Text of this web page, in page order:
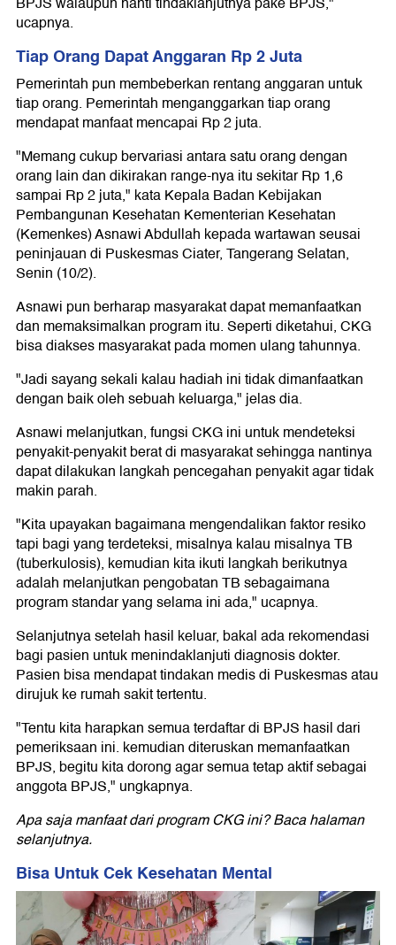
ucapnya.
Tiap Orang Dapat Anggaran Rp 2 Juta
Pemerintah pun membeberkan rentang anggaran untuk
tiap orang. Pemerintah menganggarkan tiap orang
mendapat manfaat mencapai Rp 2 juta.
"Memang cukup bervariasi antara satu orang dengan
orang lain dan dikirakan range-nya itu sekitar Rp 1,6
sampai Rp 2 juta," kata Kepala Badan Kebijakan
Pembangunan Kesehatan Kementerian Kesehatan
(Kemenkes) Asnawi Abdullah kepada wartawan seusai
peninjauan di Puskesmas Ciater, Tangerang Selatan,
Senin (10/2).
Asnawi pun berharap masyarakat dapat memanfaatkan
dan memaksimalkan program itu. Seperti diketahui, CKG
bisa diakses masyarakat pada momen ulang tahunnya.
"Jadi sayang sekali kalau hadiah ini tidak dimanfaatkan
dengan baik oleh sebuah keluarga," jelas dia.
Asnawi melanjutkan, fungsi CKG ini untuk mendeteksi
penyakit-penyakit berat di masyarakat sehingga nantinya
dapat dilakukan langkah pencegahan penyakit agar tidak
makin parah.
"Kita upayakan bagaimana mengendalikan faktor resiko
tapi bagi yang terdeteksi, misalnya kalau misalnya TB
(tuberkulosis), kemudian kita ikuti langkah berikutnya
adalah melanjutkan pengobatan TB sebagaimana
program standar yang selama ini ada," ucapnya.
Selanjutnya setelah hasil keluar, bakal ada rekomendasi
bagi pasien untuk menindaklanjuti diagnosis dokter.
Pasien bisa mendapat tindakan medis di Puskesmas atau
dirujuk ke rumah sakit tertentu.
"Tentu kita harapkan semua terdaftar di BPJS hasil dari
pemeriksaan ini. kemudian diteruskan memanfaatkan
BPJS, begitu kita dorong agar semua tetap aktif sebagai
anggota BPJS," ungkapnya.
Apa saja manfaat dari program CKG ini? Baca halaman
selanjutnya.
Bisa Untuk Cek Kesehatan Mental